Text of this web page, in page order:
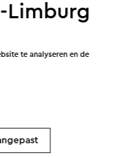
Limburg
te analyseren en de